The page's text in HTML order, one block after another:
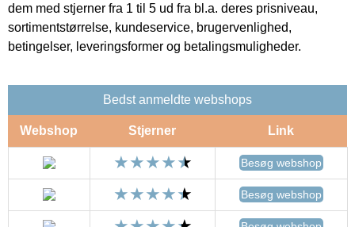
dem med stjerner fra 1 til 5 ud fra bl.a. deres prisniveau,
sortimentstørrelse, kundeservice, brugervenlighed,
betingelser, leveringsformer og betalingsmuligheder.
Bedst anmeldte webshops
Webshop Stjerner Link
Besøg webshop
Besøg webshop